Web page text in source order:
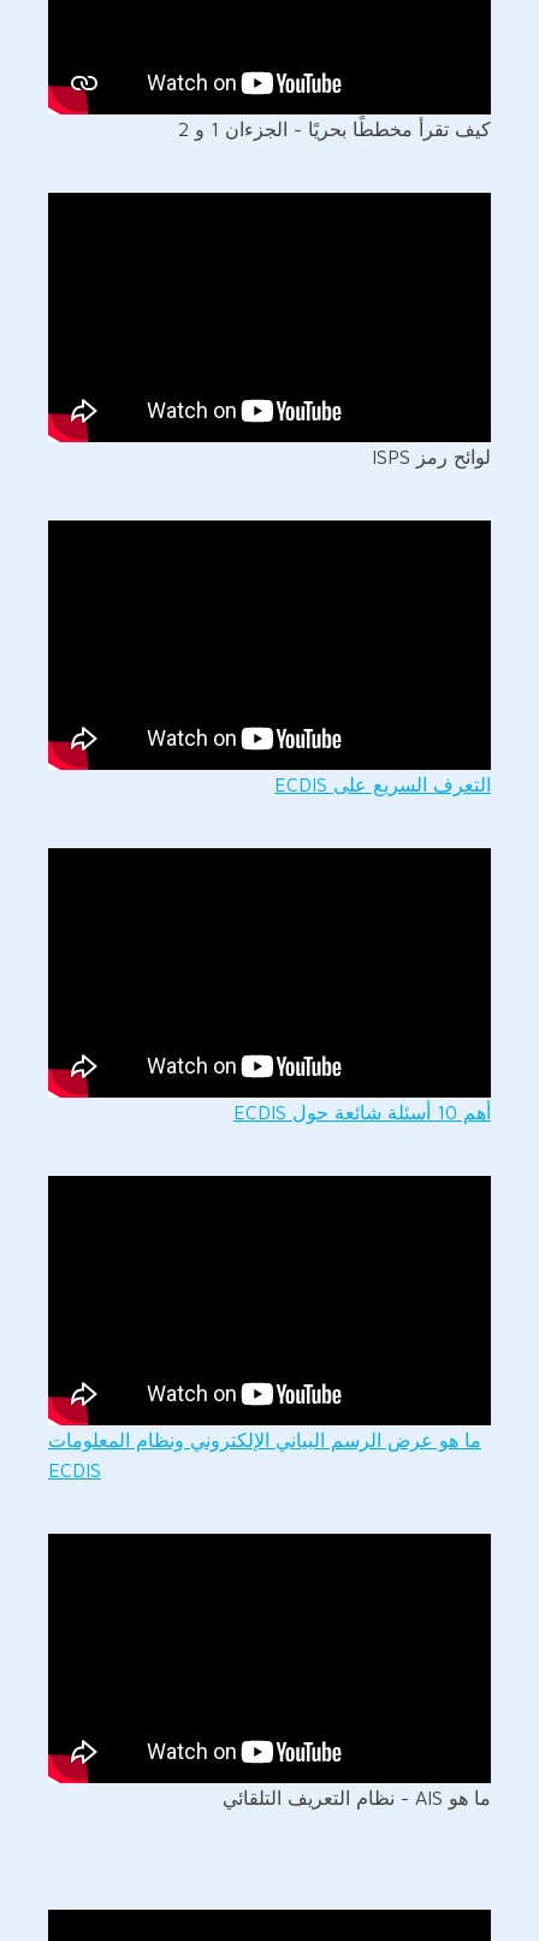
كيف تقرأ مخططًا بحريًا - الجزءان 1 و 2
لوائح رمز ISPS
التعرف السريع على ECDIS
أهم 10 أسئلة شائعة حول ECDIS
ما هو عرض الرسم البياني الإلكتروني ونظام المعلومات
ECDIS
ما هو AIS - نظام التعريف التلقائي